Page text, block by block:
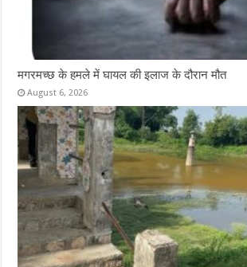
मगरमच्छ के हमले में घायल की इलाज के दौरान मौत
August 6, 2026